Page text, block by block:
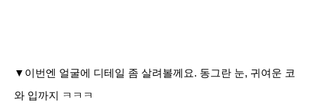
▼이번엔 얼굴에 디테일 좀 살려볼께요. 동그란 눈, 귀여운 코
와 입까지 ㅋㅋㅋ